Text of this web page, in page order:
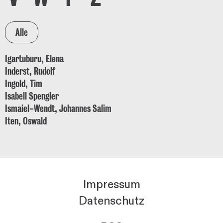
Igartuburu, Elena
Inderst, Rudolf
Ingold, Tim
Isabell Spengler
Ismaiel-Wendt, Johannes Salim
Iten, Oswald
Impressum
Datenschutz